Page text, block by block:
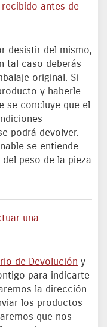
antes de
desistir del mismo,
tal caso deberás
original. Si
y haberle
se concluye que el
podrá devolver.
se entiende
peso de la pieza
una
de Devolución y
para indicarte
la dirección
los productos
que nos